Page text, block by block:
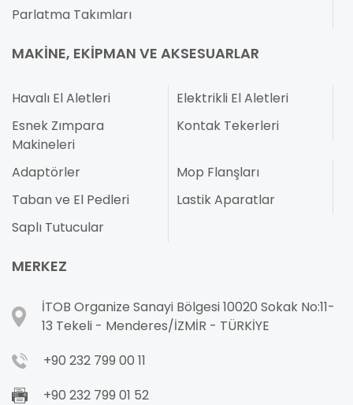
Parlatma Takımları
MAKINE, EKIPMAN VE AKSESUARLAR
Havalı El Aletleri
Elektrikli El Aletleri
Esnek Zımpara
Makineleri
Kontak Tekerleri
Adaptörler
Mop Flanşları
Taban ve El Pedleri
Lastik Aparatlar
Saplı Tutucular
MERKEZ
İTOB Organize Sanayi Bölgesi 10020 Sokak No:11-
13 Tekeli - Menderes/İZMİR - TÜRKİYE
+90 232 799 00 11
+90 232 799 01 52